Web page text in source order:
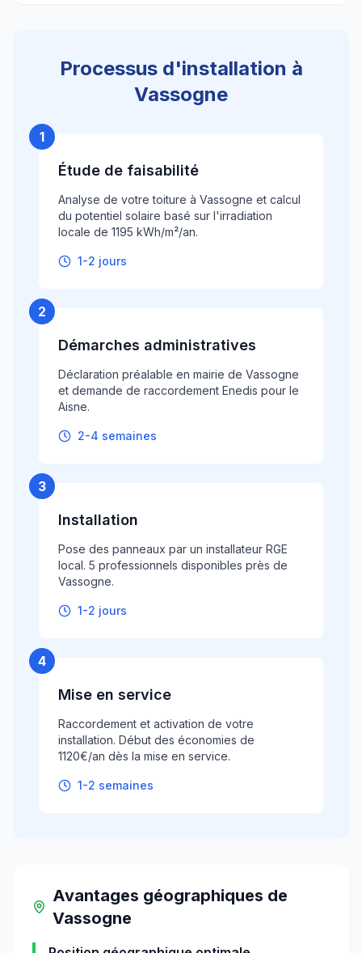
Processus d'installation à
Vassogne
1
Étude de faisabilité
Analyse de votre toiture à Vassogne et calcul
du potentiel solaire basé sur l'irradiation
locale de 1195 kWh/m²/an.
1-2 jours
2
Démarches administratives
Déclaration préalable en mairie de Vassogne
et demande de raccordement Enedis pour le
Aisne.
2-4 semaines
3
Installation
Pose des panneaux par un installateur RGE
local. 5 professionnels disponibles près de
Vassogne.
1-2 jours
4
Mise en service
Raccordement et activation de votre
installation. Début des économies de
1120€/an dès la mise en service.
1-2 semaines
Avantages géographiques de
Vassogne